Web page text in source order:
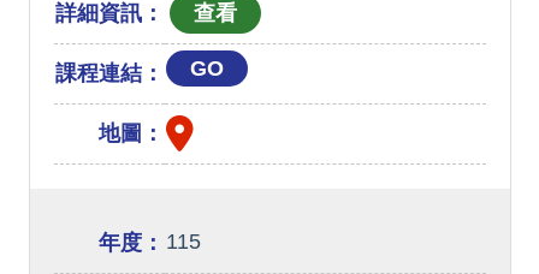
詳細資訊：
課程連結： GO
地圖：
年度： 115